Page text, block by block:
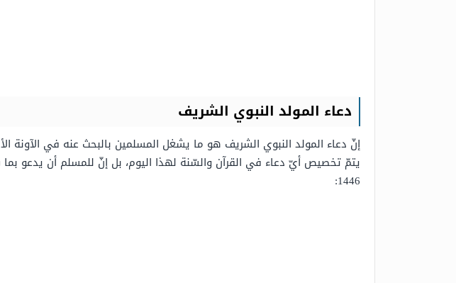
دعاء المولد النبوي الشريف
إنّ دعاء المولد النبوي الشريف هو ما يشغل المسلمين بالبحث عنه في الآونة
يتمّ تخصيص أيّ دعاء في القرآن والسّنة لهذا اليوم، بل إنّ للمسلم أن يدعو
1446: